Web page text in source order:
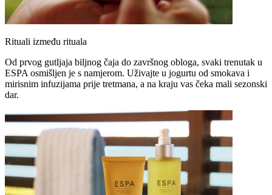
Rituali između rituala
Od prvog gutljaja biljnog čaja do završnog obloga, svaki trenutak u
ESPA osmišljen je s namjerom. Uživajte u jogurtu od smokava i
mirisnim infuzijama prije tretmana, a na kraju vas čeka mali sezonski
dar.